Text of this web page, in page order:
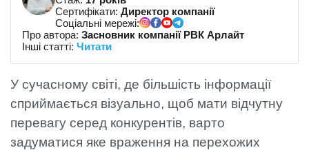
Сертифікати: Директор компанії
Соціальні мережі:
Про автора: Засновник компанії РВК Арлайт
Інші статті: Читати
У сучасному світі, де більшість інформації
сприймається візуально, щоб мати відчутну
перевагу серед конкурентів, варто
задуматися яке враження на перехожих